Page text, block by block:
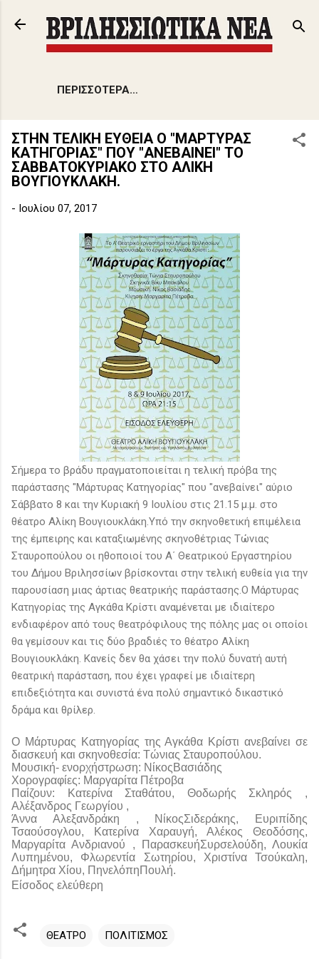
Μετάβαση στο κύριο περιεχόμενο
ΠΕΡΙΣΣΌΤΕΡΑ…
ΣΤΗΝ ΤΕΛΙΚΗ ΕΥΘΕΙΑ Ο "ΜΑΡΤΥΡΑΣ
ΚΑΤΗΓΟΡΙΑΣ" ΠΟΥ "ΑΝΕΒΑΙΝΕΙ" ΤΟ
ΣΑΒΒΑΤΟΚΥΡΙΑΚΟ ΣΤΟ ΑΛΙΚΗ
ΒΟΥΓΙΟΥΚΛΑΚΗ.
- Ιουλίου 07, 2017
Σήμερα το βράδυ πραγματοποιείται η τελική πρόβα της
παράστασης "Μάρτυρας Κατηγορίας" που "ανεβαίνει" αύριο
Σάββατο 8 και την Κυριακή 9 Ιουλίου στις 21.15 μ.μ. στο
θέατρο Αλίκη Βουγιουκλάκη.Υπό την σκηνοθετική επιμέλεια
της έμπειρης και καταξιωμένης σκηνοθέτριας Τώνιας
Σταυροπούλου οι ηθοποιοί του Α΄ Θεατρικού Εργαστηρίου
του Δήμου Βριλησσίων βρίσκονται στην τελική ευθεία για την
παρουσίαση μιας άρτιας θεατρικής παράστασης.Ο Μάρτυρας
Κατηγορίας της Αγκάθα Κρίστι αναμένεται με ιδιαίτερο
ενδιαφέρον από τους θεατρόφιλους της πόλης μας οι οποίοι
θα γεμίσουν και τις δύο βραδιές το θέατρο Αλίκη
Βουγιουκλάκη. Κανείς δεν θα χάσει την πολύ δυνατή αυτή
θεατρική παράσταση, που έχει γραφεί με ιδιαίτερη
επιδεξιότητα και συνιστά ένα πολύ σημαντικό δικαστικό
δράμα και θρίλερ.
Ο Μάρτυρας Κατηγορίας της Αγκάθα Κρίστι ανεβαίνει σε
διασκευή και σκηνοθεσία: Τώνιας Σταυροπούλου.
Μουσική- ενορχήστρωση: ΝίκοςΒασιάδης
Χορογραφίες: Μαργαρίτα Πέτροβα
Παίζουν: Κατερίνα Σταθάτου, Θοδωρής Σκληρός ,
Αλέξανδρος Γεωργίου ,
Άννα Αλεξανδράκη , ΝίκοςΣιδεράκης, Ευριπίδης
Τσαούσογλου, Κατερίνα Χαραυγή, Αλέκος Θεοδόσης,
Μαργαρίτα Ανδριανού , ΠαρασκευήΣυρσελούδη, Λουκία
Λυπημένου, Φλωρεντία Σωτηρίου, Χριστίνα Τσούκαλη,
Δήμητρα Χίου, ΠηνελόπηΠουλή.
Είσοδος ελεύθερη
ΘΕΑΤΡΟ ΠΟΛΙΤΙΣΜΟΣ